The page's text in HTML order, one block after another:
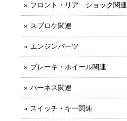
フロント・リア ショック関連
スプロケ関連
エンジンパーツ
ブレーキ・ホイール関連
ハーネス関連
スイッチ・キー関連